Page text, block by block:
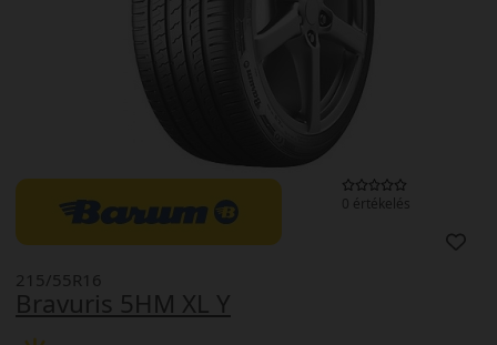
0 értékelés
Bravuris 5HM XL Y
215/55R16